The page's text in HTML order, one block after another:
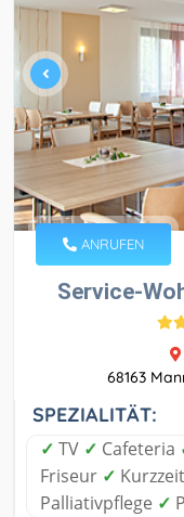
ANRUFEN
Service-
68163
SPEZIALITÄT:
✓ TV ✓ Cafeteria
Friseur ✓
Palliativpflege ✓